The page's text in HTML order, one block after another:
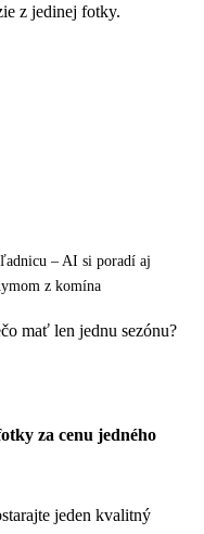
z jedinej fotky.
– AI si poradí aj
z komína
mať len jednu sezónu?
za cenu jedného
jeden kvalitný